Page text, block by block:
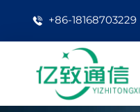
+86-18168703229